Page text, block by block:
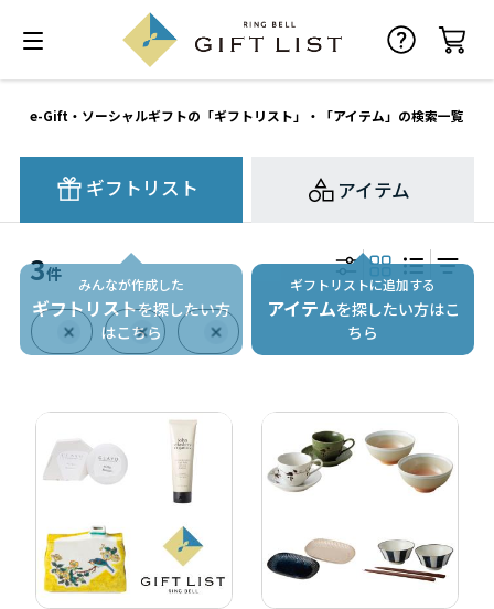
e-Gift・ソーシャルギフトの「ギフトリスト」・「アイテム」の検索一覧
ギフトリスト
みんなが作成した
ギフトリストを探したい方
はこちら
アイテム
ギフトリストに追加する
アイテムを探したい方はこ
ちら
3件